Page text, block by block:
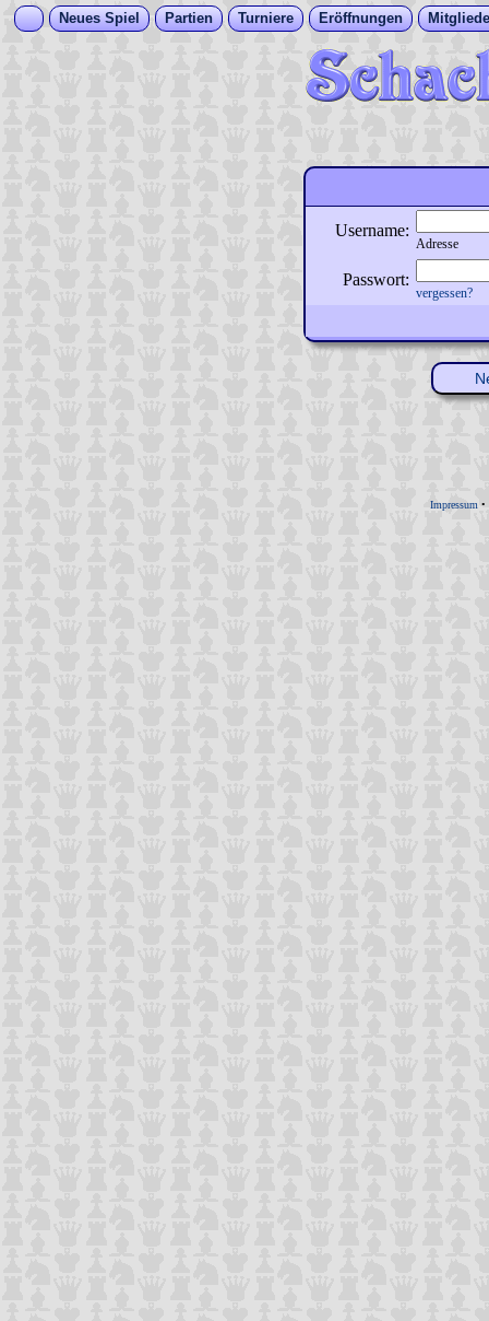
Neues Spiel Partien Turniere Eröffnungen
Username:
Adresse
Passwort:
vergessen?
Impressum •